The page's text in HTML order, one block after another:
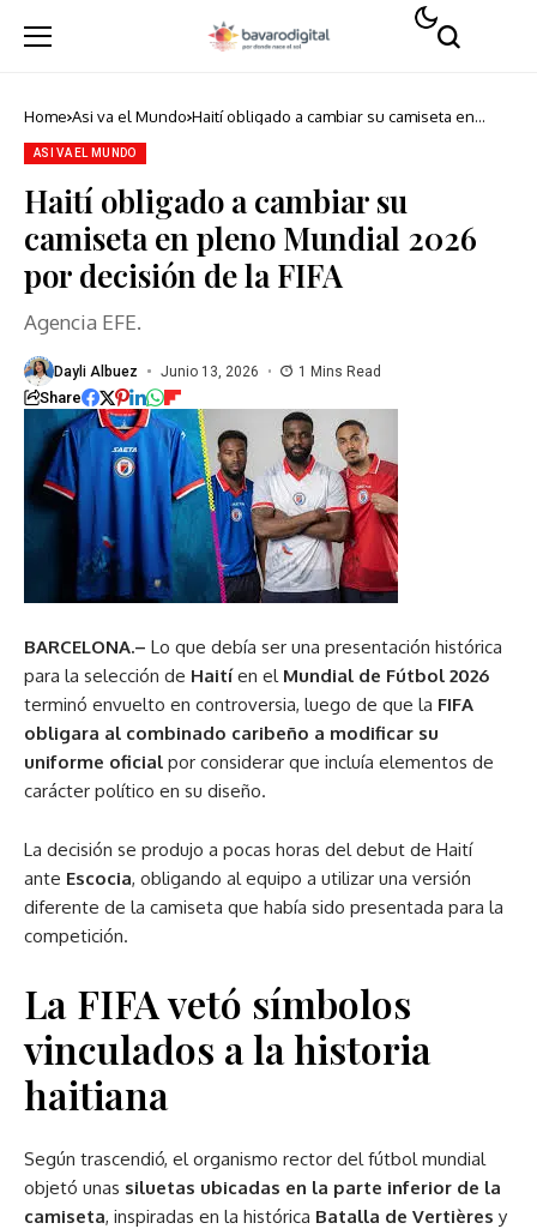
Home Asi va el Mundo Haití obligado a cambiar su camiseta en
ASI VA EL MUNDO
Haití obligado a cambiar su
camiseta en pleno Mundial 2026
por decisión de la FIFA
Agencia EFE.
Dayli Albuez Junio 13, 2026 1 Mins Read
Share
BARCELONA.– Lo que debía ser una presentación histórica
para la selección de Haitíen el Mundial de Fútbol 2026
terminó envuelto en controversia, luego de que la FIFA
obligara al combinado caribeño a modificar su
uniforme oficial por considerar que incluía elementos de
carácter político en su diseño.
La decisión se produjo a pocas horas del debut de Haití
ante Escocia, obligando al equipo a utilizar una versión
diferente de la camiseta que había sido presentada para la
competición.
La FIFA vetó símbolos
vinculados a la historia
haitiana
Según trascendió, el organismo rector del fútbol mundial
objetó unas siluetas ubicadas en la parte inferior de la
camiseta, inspiradas en la histórica Batalla de Vertières y